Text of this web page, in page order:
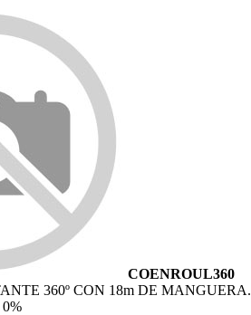
COENROUL360
360º CON 18m DE
0%